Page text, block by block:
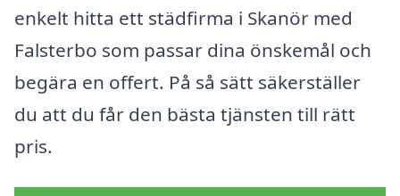
enkelt hitta ett städfirma i Skanör med
Falsterbo som passar dina önskemål och
begära en offert. På så sätt säkerställer
du att du får den bästa tjänsten till rätt
pris.